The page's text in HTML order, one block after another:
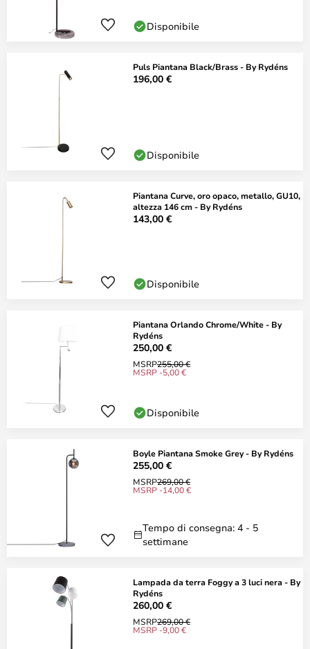
Disponibile
Puls Piantana Black/Brass - By Rydéns
196,00 €
Disponibile
Piantana Curve, oro opaco, metallo, GU10,
altezza 146 cm - By Rydéns
143,00 €
Disponibile
Piantana Orlando Chrome/White - By
Rydéns
250,00 €
MSRP255,00 €
MSRP -5,00 €
Disponibile
Boyle Piantana Smoke Grey - By Rydéns
255,00 €
MSRP269,00 €
MSRP -14,00 €
Tempo di consegna: 4 - 5
settimane
Lampada da terra Foggy a 3 luci nera - By
Rydéns
260,00 €
MSRP269,00 €
MSRP -9,00 €